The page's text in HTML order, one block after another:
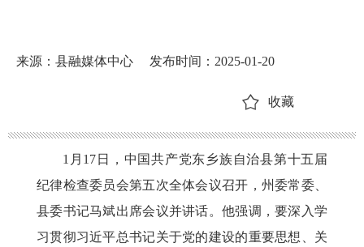
来源：县融媒体中心 发布时间：2025-01-20
收藏
1月17日，中国共产党东乡族自治县第十五届
纪律检查委员会第五次全体会议召开，州委常委、
县委书记马斌出席会议并讲话。他强调，要深入学
习贯彻习近平总书记关于党的建设的重要思想、关